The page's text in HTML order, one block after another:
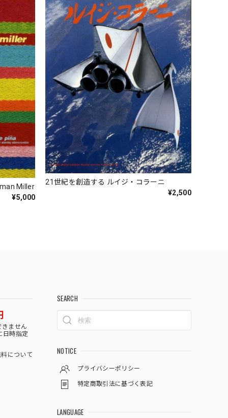
Miller
¥5,000
21世紀を創造する ルイジ・コラーニ
¥2,500
きません
日時指定
について
SEARCH
NOTICE
プライバシーポリシー
特定商取引法に基づく表記
LANGUAGE